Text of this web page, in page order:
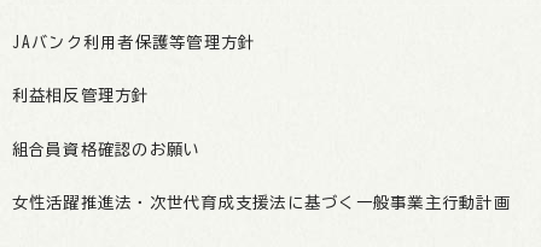
JAバンク利用者保護等管理方針
利益相反管理方針
組合員資格確認のお願い
女性活躍推進法・次世代育成支援法に基づく一般事業主行動計画